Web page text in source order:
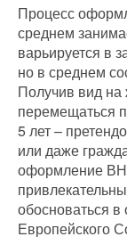
Процесс
среднем
варьируется в
но в среднем
Получив вид на
перемещаться
5 лет –
или даже
оформление
обосноваться
Европейского